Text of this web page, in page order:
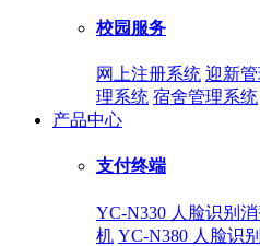
校园服务
网上注册系统 迎新
理系统 宿舍管理系统
产品中心
支付终端
YC-N330 人脸识别
机 YC-N380 人脸识